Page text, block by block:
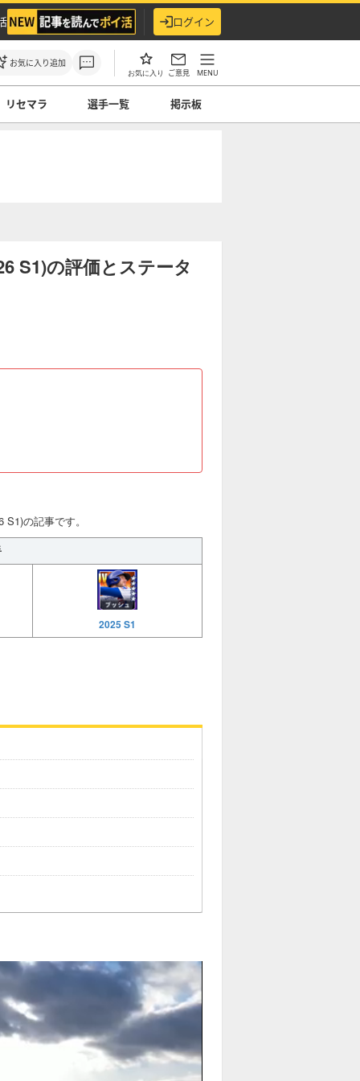
ログイン
お気に入り追加
お気に入り ご意見 MENU
リセマラ 選手一覧 掲示板
S1)の評価とステータ
の記事です。
2025 S1